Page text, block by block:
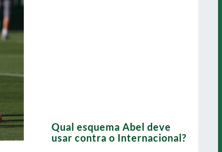
Qual esquema Abel deve
usar contra o Internacional?